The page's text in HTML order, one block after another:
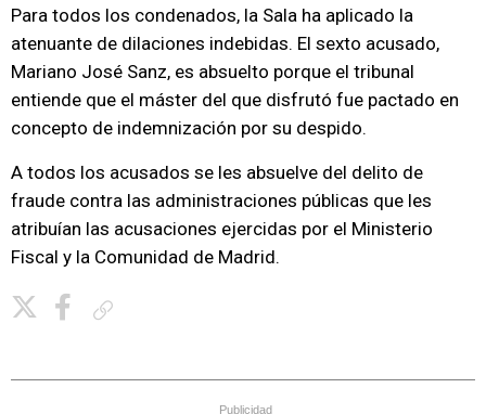
Para todos los condenados, la Sala ha aplicado la
atenuante de dilaciones indebidas. El sexto acusado,
Mariano José Sanz, es absuelto porque el tribunal
entiende que el máster del que disfrutó fue pactado en
concepto de indemnización por su despido.
A todos los acusados se les absuelve del delito de
fraude contra las administraciones públicas que les
atribuían las acusaciones ejercidas por el Ministerio
Fiscal y la Comunidad de Madrid.
Publicidad